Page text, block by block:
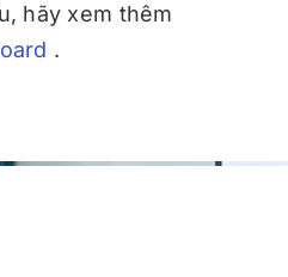
hãy xem thêm
.